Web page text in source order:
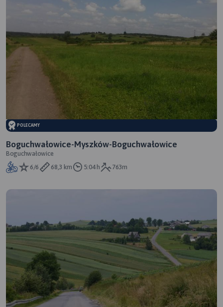
POLECAMY
Boguchwałowice-Myszków-Boguchwałowice
Boguchwałowice
6/6
68,3 km 5:04 h 763m